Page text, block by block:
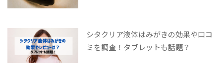
シタクリア液体はみがきの効果や口コ
ミを調査！タブレットも話題？